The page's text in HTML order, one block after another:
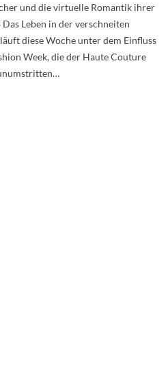
und die virtuelle Romantik ihrer
Leben in der verschneiten
diese Woche unter dem Einfluss
Week, die der Haute Couture